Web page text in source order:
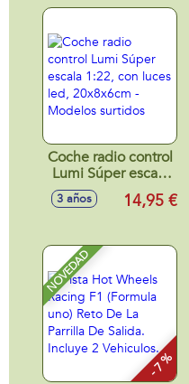
Coche radio control
Lumi Súper escala
1:22, con luces led,
20x8x6cm -
3 años 14,95 €
NOVEDAD
- 7 %